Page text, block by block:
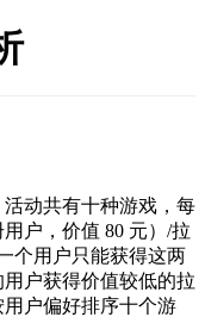
动共有十种游戏，每
户，价值 80 元）/拉
个用户只能获得这两
户获得价值较低的拉
户偏好排序十个游